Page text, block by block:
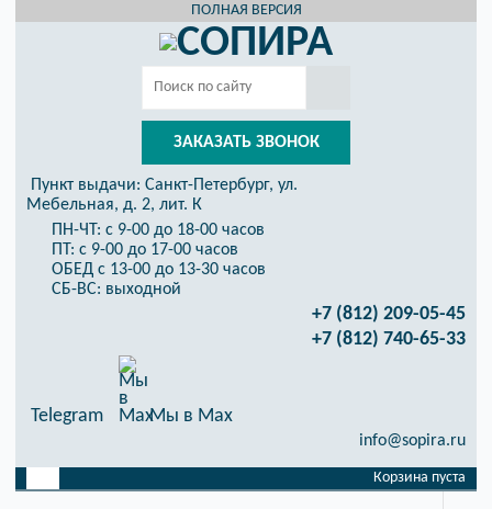
ПОЛНАЯ ВЕРСИЯ
ЗАКАЗАТЬ ЗВОНОК
Пункт выдачи: Санкт-Петербург, ул.
Мебельная, д. 2, лит. К
ПН-ЧТ: с 9-00 до 18-00 часов
ПТ: с 9-00 до 17-00 часов
ОБЕД с 13-00 до 13-30 часов
СБ-ВС: выходной
+7 (812) 209-05-45
+7 (812) 740-65-33
Telegram Мы в Max
info@sopira.ru
Корзина пуста